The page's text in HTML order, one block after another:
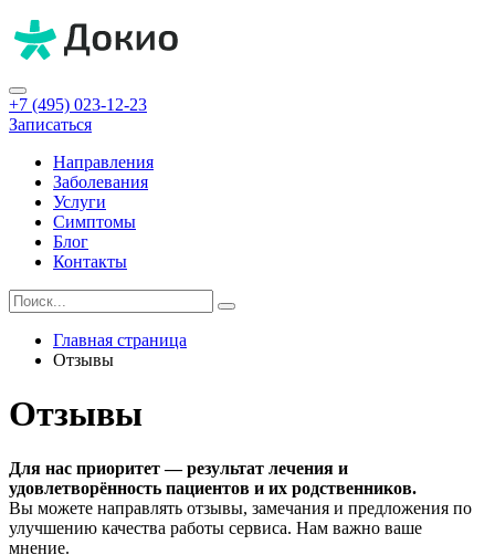
+7 (495) 023-12-23
Записаться
Направления
Заболевания
Услуги
Симптомы
Блог
Контакты
Главная страница
Отзывы
Отзывы
Для нас приоритет — результат лечения и
удовлетворённость пациентов и их родственников.
Вы можете направлять отзывы, замечания и предложения по
улучшению качества работы сервиса. Нам важно ваше
мнение.